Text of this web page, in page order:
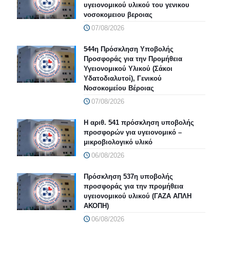
υγειονομικού υλικού του γενικου
νοσοκομειου βεροιας
07/08/2026
544η Πρόσκληση Υποβολής
Προσφοράς για την Προμήθεια
Υγειονομικού Υλικού (Σάκοι
Υδατοδιαλυτοί), Γενικού
Νοσοκομείου Βέροιας
07/08/2026
Η αριθ. 541 πρόσκληση υποβολής
προσφορών για υγειονομικό –
μικροβιολογικό υλικό
06/08/2026
Πρόσκληση 537η υποβολής
προσφοράς για την προμήθεια
υγειονομικού υλικού (ΓΑΖΑ ΑΠΛΗ
ΑΚΟΠΗ)
06/08/2026